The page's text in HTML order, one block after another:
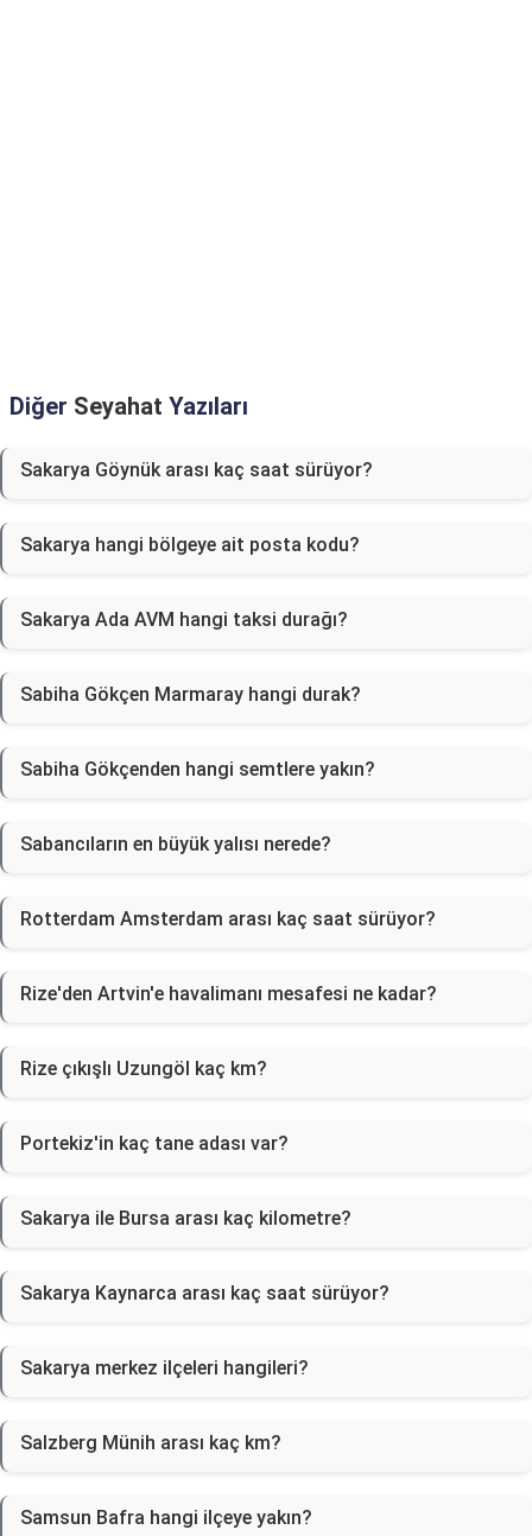
Diğer Seyahat Yazıları
Sakarya Göynük arası kaç saat sürüyor?
Sakarya hangi bölgeye ait posta kodu?
Sakarya Ada AVM hangi taksi durağı?
Sabiha Gökçen Marmaray hangi durak?
Sabiha Gökçenden hangi semtlere yakın?
Sabancıların en büyük yalısı nerede?
Rotterdam Amsterdam arası kaç saat sürüyor?
Rize'den Artvin'e havalimanı mesafesi ne kadar?
Rize çıkışlı Uzungöl kaç km?
Portekiz'in kaç tane adası var?
Sakarya ile Bursa arası kaç kilometre?
Sakarya Kaynarca arası kaç saat sürüyor?
Sakarya merkez ilçeleri hangileri?
Salzberg Münih arası kaç km?
Samsun Bafra hangi ilçeye yakın?